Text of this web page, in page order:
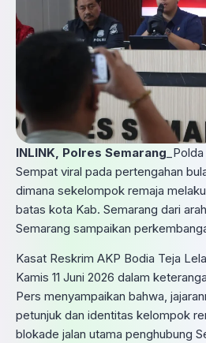
INLINK, Polres Semarang
Sempat viral pada pertengahan
dimana sekelompok remaja
batas kota Kab. Semarang dari
Semarang sampaikan
Kasat Reskrim AKP Bodia Teja
Kamis 11 Juni 2026 dalam
Pers menyampaikan bahwa,
petunjuk dan identitas kelompok
blokade jalan utama penghubung